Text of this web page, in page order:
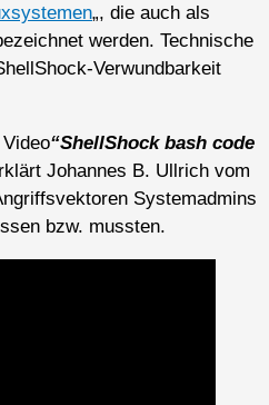
„, die auch als
werden. Technische
Verwundbarkeit
“ShellShock bash code
Johannes B. Ullrich vom
Systemadmins
bzw. mussten.